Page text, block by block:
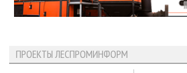
ПРОЕКТЫ ЛЕСПРОМИНФОРМ